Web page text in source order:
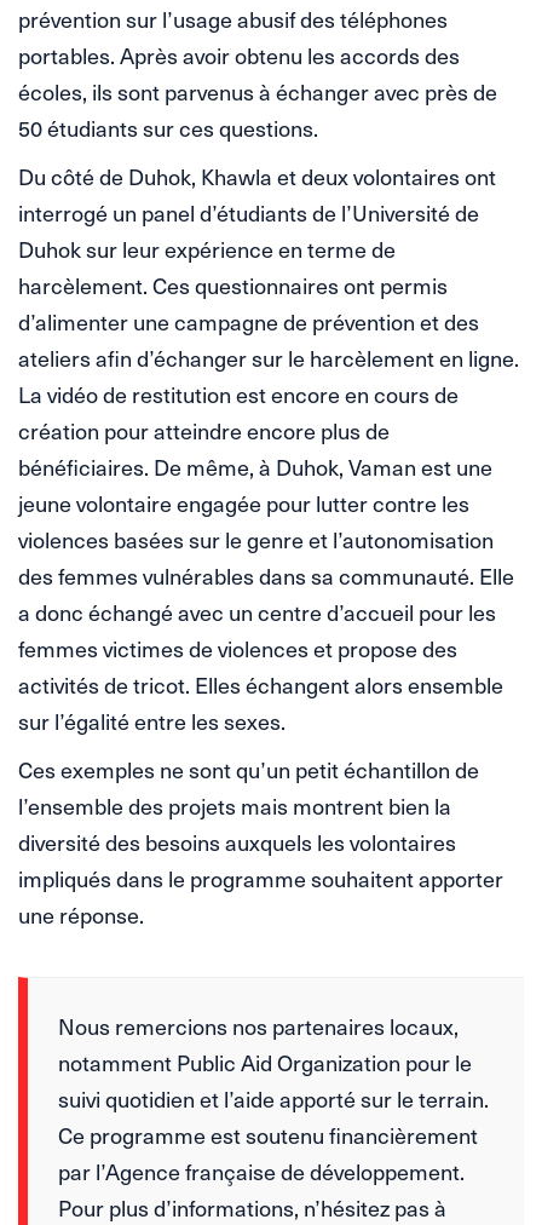
prévention sur l’usage abusif des téléphones
portables. Après avoir obtenu les accords des
écoles, ils sont parvenus à échanger avec près de
50 étudiants sur ces questions.
Du côté de Duhok, Khawla et deux volontaires ont
interrogé un panel d’étudiants de l’Université de
Duhok sur leur expérience en terme de
harcèlement. Ces questionnaires ont permis
d’alimenter une campagne de prévention et des
ateliers afin d’échanger sur le harcèlement en ligne.
La vidéo de restitution est encore en cours de
création pour atteindre encore plus de
bénéficiaires. De même, à Duhok, Vaman est une
jeune volontaire engagée pour lutter contre les
violences basées sur le genre et l’autonomisation
des femmes vulnérables dans sa communauté. Elle
a donc échangé avec un centre d’accueil pour les
femmes victimes de violences et propose des
activités de tricot. Elles échangent alors ensemble
sur l’égalité entre les sexes.
Ces exemples ne sont qu’un petit échantillon de
l’ensemble des projets mais montrent bien la
diversité des besoins auxquels les volontaires
impliqués dans le programme souhaitent apporter
une réponse.
Nous remercions nos partenaires locaux,
notamment Public Aid Organization pour le
suivi quotidien et l’aide apporté sur le terrain.
Ce programme est soutenu financièrement
par l’Agence française de développement.
Pour plus d’informations, n’hésitez pas à